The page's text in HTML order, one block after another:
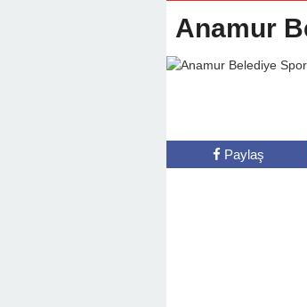
Anamur
Paylaş